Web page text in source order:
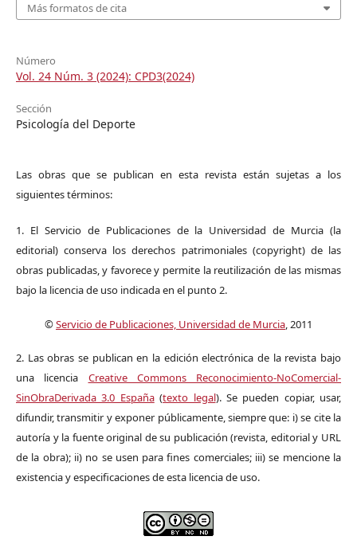
Más formatos de cita
Número
Vol. 24 Núm. 3 (2024): CPD3(2024)
Sección
Psicología del Deporte
Las obras que se publican en esta revista están sujetas a los
siguientes términos:
1. El Servicio de Publicaciones de la Universidad de Murcia (la
editorial) conserva los derechos patrimoniales (copyright) de las
obras publicadas, y favorece y permite la reutilización de las mismas
bajo la licencia de uso indicada en el punto 2.
©Servicio de Publicaciones, Universidad de Murcia, 2011
2. Las obras se publican en la edición electrónica de la revista bajo
una licencia Creative Commons Reconocimiento-NoComercial-
SinObraDerivada 3.0 España(texto legal). Se pueden copiar, usar,
difundir, transmitir y exponer públicamente, siempre que: i) se cite la
autoría y la fuente original de su publicación (revista, editorial y URL
de la obra); ii) no se usen para fines comerciales; iii) se mencione la
existencia y especificaciones de esta licencia de uso.